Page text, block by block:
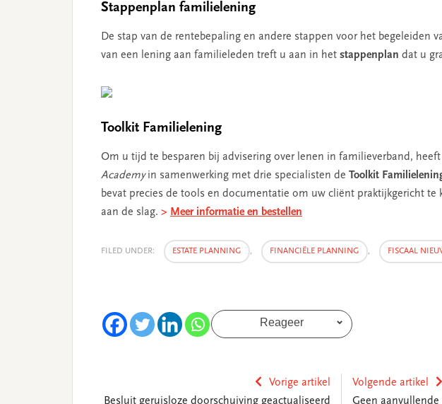
Stappenplan familielening
De stap van de rentebepaling en andere stappen voor het begeleiden
van een lening aan familieleden treft u aan in het stappenplan dat u
Toolkit Familielening
Om u tijd te besparen bij advisering over lenen in familieverband, heeft
Academyin samenwerking met drie specialisten de Toolkit
bevat precies de tools en documentatie om uw cliënt praktijkgericht te
aan de slag. > Meer informatie en bestellen
FILED UNDER: ESTATE PLANNING , FINANCIËLE PLANNING , FISCAAL
Reageer
Vorige artikel
Besluit geruisloze doorschuiving geactualiseerd
Volgende artikel
Geen